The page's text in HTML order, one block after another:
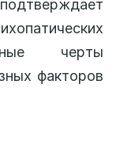
черты
факторов